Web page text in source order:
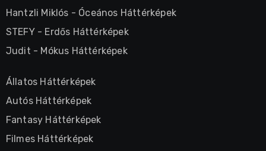
Hantzli Miklós - Óceános Háttérképek
STEFY- Erdős Háttérképek
Judit - Mókus Háttérképek
Állatos Háttérképek
Autós Háttérképek
Fantasy Háttérképek
Filmes Háttérképek